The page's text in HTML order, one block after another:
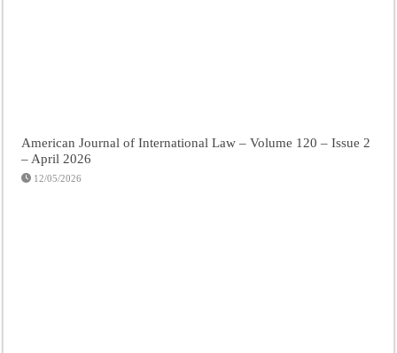
American Journal of International Law – Volume 120 – Issue 2
– April 2026
12/05/2026